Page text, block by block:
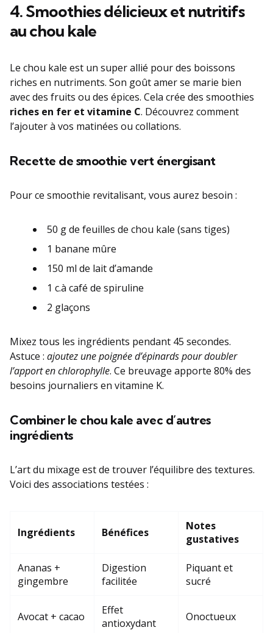
4. Smoothies délicieux et nutritifs
au chou kale
Le chou kale est un super allié pour des boissons
riches en nutriments. Son goût amer se marie bien
avec des fruits ou des épices. Cela crée des smoothies
riches en fer et vitamine C. Découvrez comment
l’ajouter à vos matinées ou collations.
Recette de smoothie vert énergisant
Pour ce smoothie revitalisant, vous aurez besoin :
50 g de feuilles de chou kale (sans tiges)
1 banane mûre
150 ml de lait d’amande
1 c.à café de spiruline
2 glaçons
Mixez tous les ingrédients pendant 45 secondes.
Astuce : ajoutez une poignée d’épinards pour doubler
l’apport en chlorophylle. Ce breuvage apporte 80% des
besoins journaliers en vitamine K.
Combiner le chou kale avec d’autres
ingrédients
L’art du mixage est de trouver l’équilibre des textures.
Voici des associations testées :
Ingrédients Bénéfices
Notes
gustatives
Ananas +
gingembre
Digestion
facilitée
Piquant et
sucré
Avocat + cacao
Effet
antioxydant
Onoctueux